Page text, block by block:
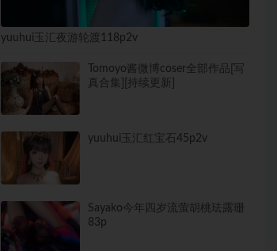
yuuhui玉汇夜游轮渡118p2v
Tomoyo酱微博coser全部作品[写
真合集][持续更新]
yuuhui玉汇红宝石45p2v
Sayako今年四岁流萤胡桃珐露珊
83p